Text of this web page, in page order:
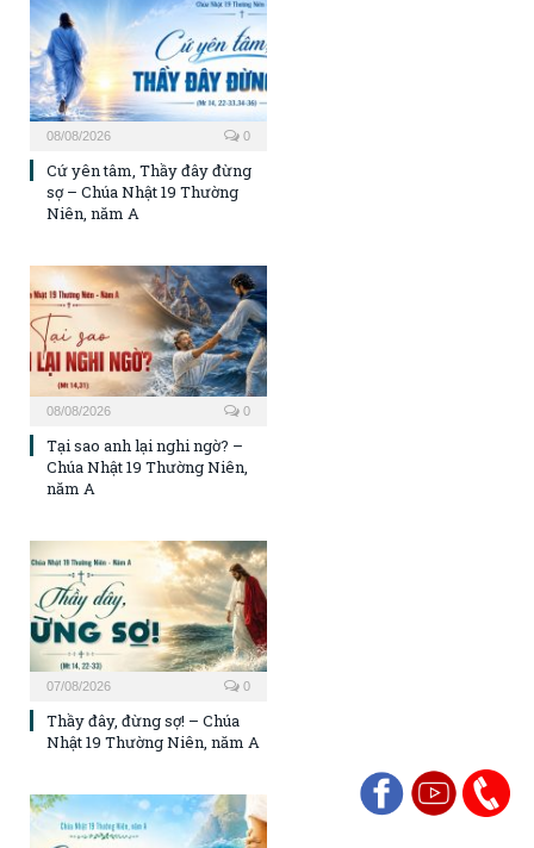
08/08/2026 0
Cứ yên tâm, Thầy đây đừng
sợ – Chúa Nhật 19 Thường
Niên, năm A
08/08/2026 0
Tại sao anh lại nghi ngờ? –
Chúa Nhật 19 Thường Niên,
năm A
07/08/2026 0
Thầy đây, đừng sợ! – Chúa
Nhật 19 Thường Niên, năm A